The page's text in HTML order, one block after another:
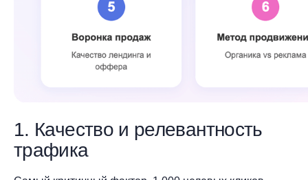
1. Качество и релевантность
трафика